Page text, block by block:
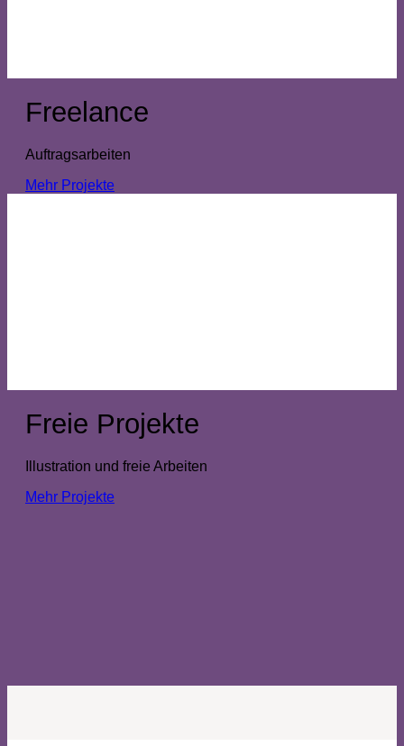
Freelance
Auftragsarbeiten
Mehr Projekte
Freie Projekte
Illustration und freie Arbeiten
Mehr Projekte